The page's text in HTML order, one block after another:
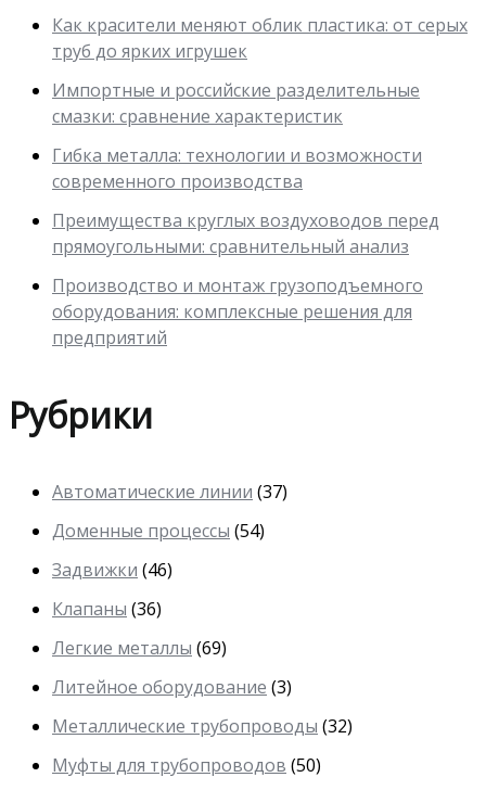
Как красители меняют облик пластика: от серых
труб до ярких игрушек
Импортные и российские разделительные
смазки: сравнение характеристик
Гибка металла: технологии и возможности
современного производства
Преимущества круглых воздуховодов перед
прямоугольными: сравнительный анализ
Производство и монтаж грузоподъемного
оборудования: комплексные решения для
предприятий
Рубрики
Автоматические линии (37)
Доменные процессы (54)
Задвижки (46)
Клапаны (36)
Легкие металлы (69)
Литейное оборудование (3)
Металлические трубопроводы (32)
Муфты для трубопроводов (50)